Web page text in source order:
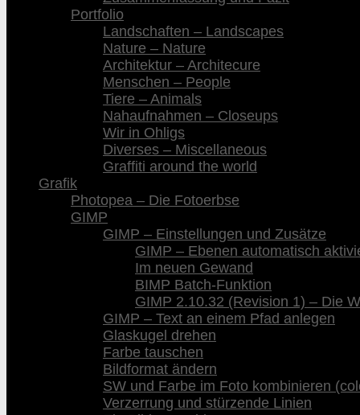
Portfolio
Landschaften – Landscapes
Nature – Nature
Architektur – Architecure
Menschen – People
Tiere – Animals
Nahaufnahmen – Closeups
Wir in Ohligs
Diverses – Miscellaneous
Graffiti around the world
Grafik
Photopea – Die Fotoerbse
GIMP
GIMP – Einstellungen und Zusätze
GIMP – Ebenen automatisch
Im neuen Gewand
BIMP Batch-Funktion
GIMP 2.10.32 (Revision 1) – Die
GIMP – Text an einem Pfad anlegen
Glaskugel drehen
Farbe tauschen
Bildformat ändern
SW und Farbe im Foto kombinieren
Verzerrung und stürzende Linien